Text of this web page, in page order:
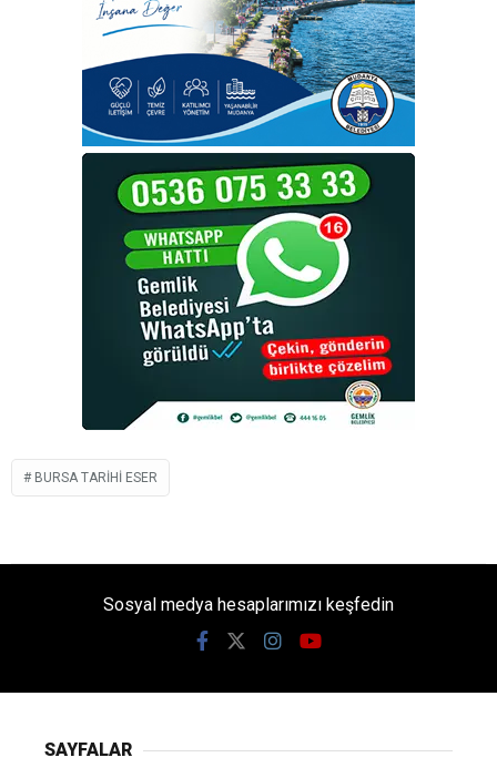
BURSA TARIHI ESER
Sosyal medya hesaplarımızı keşfedin
SAYFALAR